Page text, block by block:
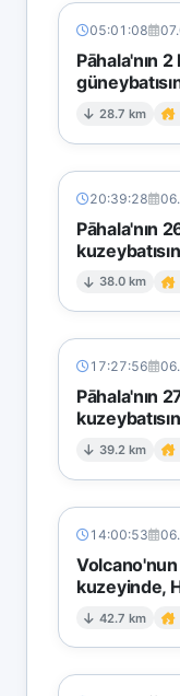
05:01:08
Pāhala'nın 2
28.7 km
20:39:28
Pāhala'nın
38.0 km
17:27:56
Pāhala'nın
39.2 km
14:00:53
kuzeyinde,
42.7 km